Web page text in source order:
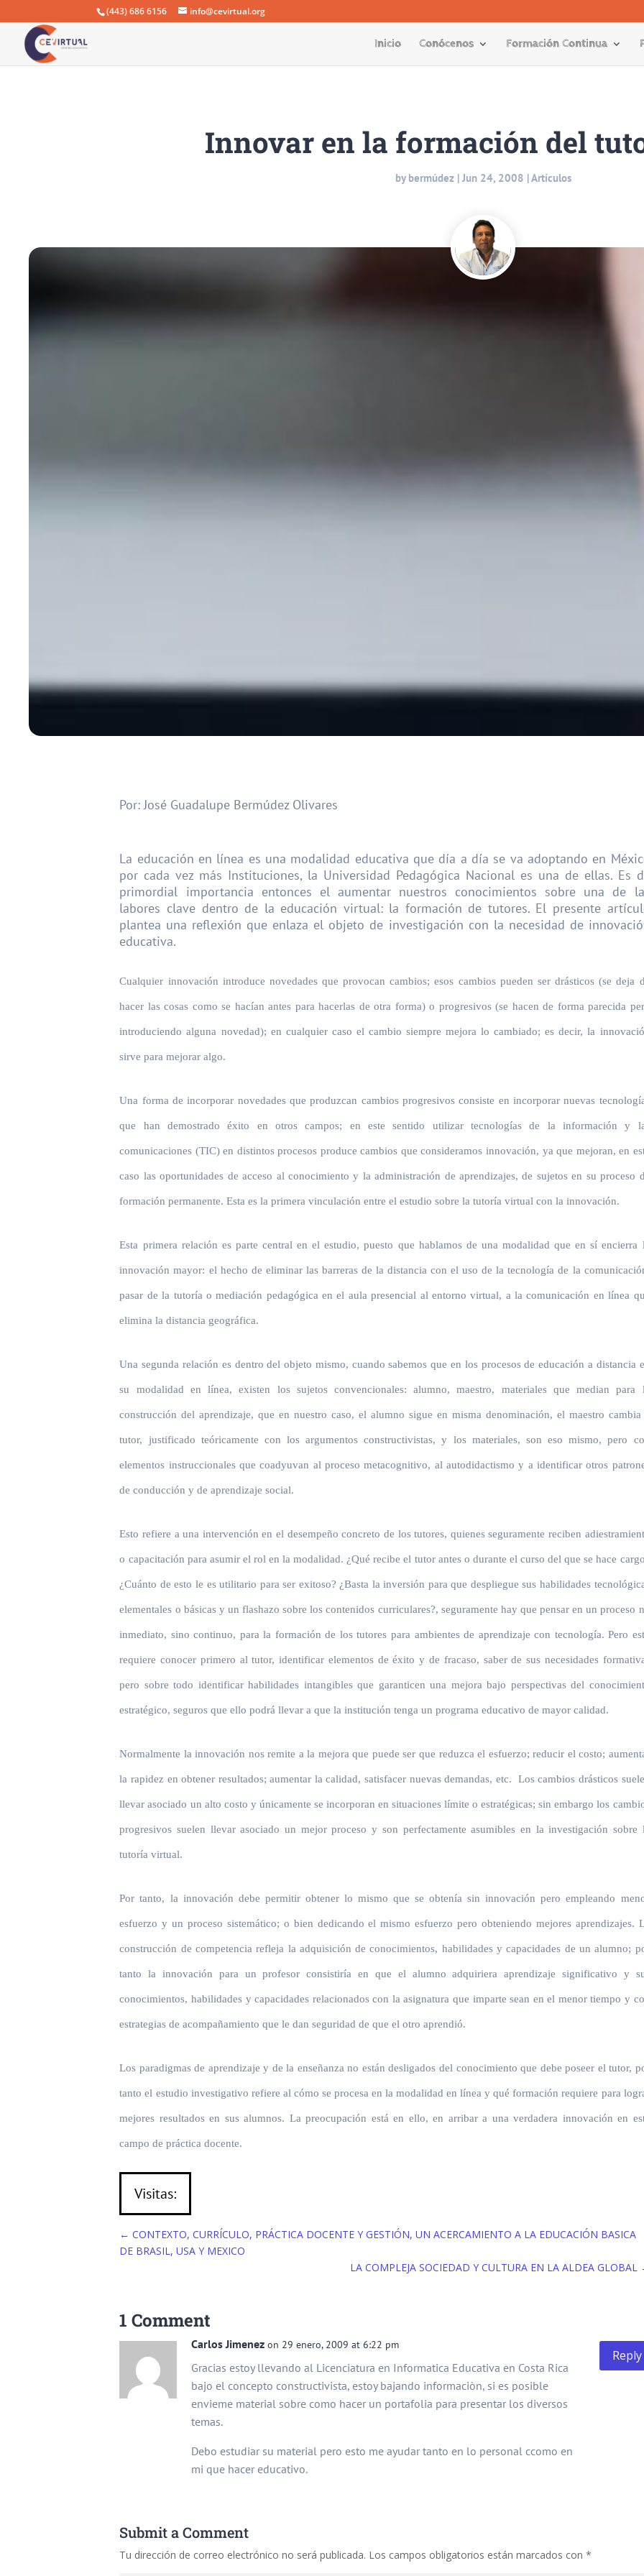
(443) 686 6156 info@cevirtual.org
Inicio Conócenos Formación Continua
Innovar en la formación del
by bermúdez| Jun 24, 2008 |Artículos
Por: José Guadalupe Bermúdez Olivares
La educación en línea es una modalidad educativa que día a día se va adoptando en
por cada vez más Instituciones, la Universidad Pedagógica Nacional es una de ellas. Es
primordial importancia entonces el aumentar nuestros conocimientos sobre una de
labores clave dentro de la educación virtual: la formación de tutores. El presente
plantea una reflexión que enlaza el objeto de investigación con la necesidad de
educativa.
Cualquier innovación introduce novedades que provocan cambios; esos cambios pueden ser drásticos (se deja
hacer las cosas como se hacían antes para hacerlas de otra forma) o progresivos (se hacen de forma parecida
introduciendo alguna novedad); en cualquier caso el cambio siempre mejora lo cambiado; es decir, la
sirve para mejorar algo.
Una forma de incorporar novedades que produzcan cambios progresivos consiste en incorporar nuevas
que han demostrado éxito en otros campos; en este sentido utilizar tecnologías de la información y
comunicaciones (TIC) en distintos procesos produce cambios que consideramos innovación, ya que mejoran, en
caso las oportunidades de acceso al conocimiento y la administración de aprendizajes, de sujetos en su proceso
formación permanente. Esta es la primera vinculación entre el estudio sobre la tutoría virtual con la innovación.
Esta primera relación es parte central en el estudio, puesto que hablamos de una modalidad que en sí encierra
innovación mayor: el hecho de eliminar las barreras de la distancia con el uso de la tecnología de la
pasar de la tutoría o mediación pedagógica en el aula presencial al entorno virtual, a la comunicación en línea
elimina la distancia geográfica.
Una segunda relación es dentro del objeto mismo, cuando sabemos que en los procesos de educación a distancia
su modalidad en línea, existen los sujetos convencionales: alumno, maestro, materiales que median para
construcción del aprendizaje, que en nuestro caso, el alumno sigue en misma denominación, el maestro cambia
tutor, justificado teóricamente con los argumentos constructivistas, y los materiales, son eso mismo, pero
elementos instruccionales que coadyuvan al proceso metacognitivo, al autodidactismo y a identificar otros
de conducción y de aprendizaje social.
Esto refiere a una intervención en el desempeño concreto de los tutores, quienes seguramente reciben
o capacitación para asumir el rol en la modalidad. ¿Qué recibe el tutor antes o durante el curso del que se hace
¿Cuánto de esto le es utilitario para ser exitoso? ¿Basta la inversión para que despliegue sus habilidades
elementales o básicas y un flashazo sobre los contenidos curriculares?, seguramente hay que pensar en un proceso
inmediato, sino continuo, para la formación de los tutores para ambientes de aprendizaje con tecnología. Pero
requiere conocer primero al tutor, identificar elementos de éxito y de fracaso, saber de sus necesidades
pero sobre todo identificar habilidades intangibles que garanticen una mejora bajo perspectivas del
estratégico, seguros que ello podrá llevar a que la institución tenga un programa educativo de mayor calidad.
Normalmente la innovación nos remite a la mejora que puede ser que reduzca el esfuerzo; reducir el costo;
la rapidez en obtener resultados; aumentar la calidad, satisfacer nuevas demandas, etc. Los cambios drásticos
llevar asociado un alto costo y únicamente se incorporan en situaciones límite o estratégicas; sin embargo los
progresivos suelen llevar asociado un mejor proceso y son perfectamente asumibles en la investigación sobre
tutoría virtual.
Por tanto, la innovación debe permitir obtener lo mismo que se obtenía sin innovación pero empleando
esfuerzo y un proceso sistemático; o bien dedicando el mismo esfuerzo pero obteniendo mejores aprendizajes.
construcción de competencia refleja la adquisición de conocimientos, habilidades y capacidades de un alumno;
tanto la innovación para un profesor consistiría en que el alumno adquiriera aprendizaje significativo y
conocimientos, habilidades y capacidades relacionados con la asignatura que imparte sean en el menor tiempo y
estrategias de acompañamiento que le dan seguridad de que el otro aprendió.
Los paradigmas de aprendizaje y de la enseñanza no están desligados del conocimiento que debe poseer el tutor,
tanto el estudio investigativo refiere al cómo se procesa en la modalidad en línea y qué formación requiere para
mejores resultados en sus alumnos. La preocupación está en ello, en arribar a una verdadera innovación en
campo de práctica docente.
Visitas:
←CONTEXTO, CURRÍCULO, PRÁCTICA DOCENTE Y GESTIÓN, UN ACERCAMIENTO A LA EDUCACIÓN BASICA
DE BRASIL, USA Y MEXICO
LA COMPLEJA SOCIEDAD Y CULTURA EN LA ALDEA GLOBAL
1 Comment
Carlos Jimenez on 29 enero, 2009 at 6:22 pm
Gracias estoy llevando al Licenciatura en Informatica Educativa en Costa Rica
bajo el concepto constructivista, estoy bajando informaciòn, si es posible
envieme material sobre como hacer un portafolia para presentar los diversos
temas.
Debo estudiar su material pero esto me ayudar tanto en lo personal ccomo en
mi que hacer educativo.
Reply
Submit a Comment
Tu dirección de correo electrónico no será publicada. Los campos obligatorios están marcados con*